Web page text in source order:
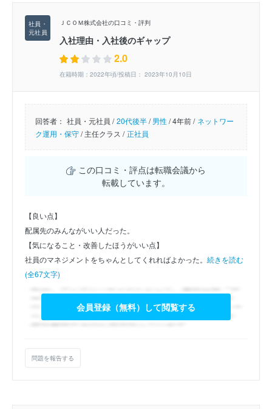
ＪＣＯＭ株式会社の口コミ・評判
入社理由・入社後のギャップ
2.0
在籍時期：2022年頃/投稿日： 2023年10月10日
回答者： 社員・元社員 / 20代後半/男性/4年前 / ネットワー
ク運用・保守/主任クラス / 正社員
この口コミ・評点は転職会議から
転載しています。
【良い点】
配属先のみんながいい人だった。
【気になること・改善したほうがいい点】
社員のマネジメントをちゃんとしてくれればよかった。 続きを読む
(全67文字)
会員登録（無料）して閲覧する
問題を報告する